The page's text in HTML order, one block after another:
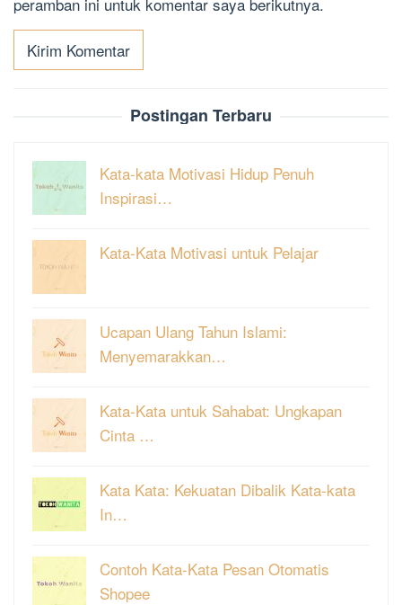
Postingan Terbaru
Kata-kata Motivasi Hidup Penuh
Inspirasi…
Kata-Kata Motivasi untuk Pelajar
Ucapan Ulang Tahun Islami:
Menyemarakkan…
Kata-Kata untuk Sahabat: Ungkapan
Cinta …
Kata Kata: Kekuatan Dibalik Kata-kata
In…
Contoh Kata-Kata Pesan Otomatis
Shopee